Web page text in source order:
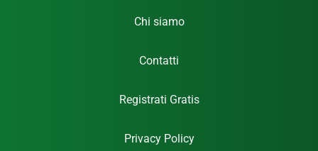
Chi siamo
Contatti
Registrati Gratis
Privacy Policy